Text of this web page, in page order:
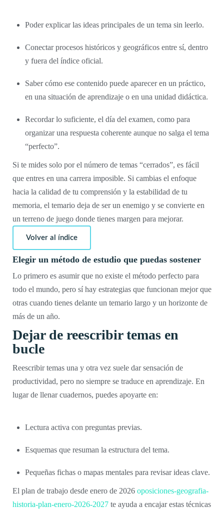
Poder explicar las ideas principales de un tema sin leerlo.
Conectar procesos históricos y geográficos entre sí, dentro
y fuera del índice oficial.
Saber cómo ese contenido puede aparecer en un práctico,
en una situación de aprendizaje o en una unidad didáctica.
Recordar lo suficiente, el día del examen, como para
organizar una respuesta coherente aunque no salga el tema
“perfecto”.
Si te mides solo por el número de temas “cerrados”, es fácil
que entres en una carrera imposible. Si cambias el enfoque
hacia la calidad de tu comprensión y la estabilidad de tu
memoria, el temario deja de ser un enemigo y se convierte en
un terreno de juego donde tienes margen para mejorar.
Volver al índice
Elegir un método de estudio que puedas sostener
Lo primero es asumir que no existe el método perfecto para
todo el mundo, pero sí hay estrategias que funcionan mejor que
otras cuando tienes delante un temario largo y un horizonte de
más de un año.
Dejar de reescribir temas en
bucle
Reescribir temas una y otra vez suele dar sensación de
productividad, pero no siempre se traduce en aprendizaje. En
lugar de llenar cuadernos, puedes apoyarte en:
Lectura activa con preguntas previas.
Esquemas que resuman la estructura del tema.
Pequeñas fichas o mapas mentales para revisar ideas clave.
El plan de trabajo desde enero de 2026 oposiciones-geografia-
historia-plan-enero-2026-2027 te ayuda a encajar estas técnicas